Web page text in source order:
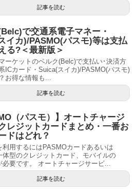
記事を読む
で交通系電子マネー・
イカ)/PASMO(パスモ)等は支払
る?＜最新版＞
ーケットのベルク(Belc)で支払い･決済方
ICカード・Suica(スイカ)/PASMO(パスモ)
お得な情報も...
記事を読む
（パスモ）】オートチャージ
レジットカードまとめ・一番お
ドはどれ？
利用するにはPASMOカードあるいは
体型のクレジットカード、モバイルの
必要です。 オートチャージサービ...
記事を読む